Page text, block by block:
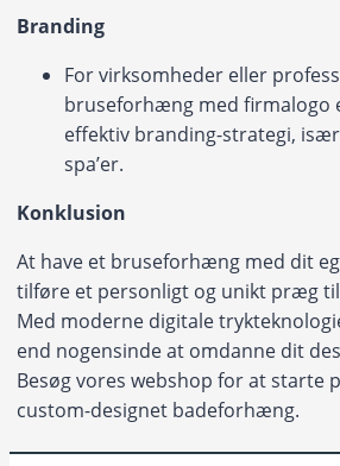
Branding
For virksomheder eller
bruseforhæng med firmalogo
effektiv branding-strategi,
spa’er.
Konklusion
At have et bruseforhæng med dit
tilføre et personligt og unikt præg
Med moderne digitale
end nogensinde at omdanne dit
Besøg vores webshop for at starte
custom-designet badeforhæng.